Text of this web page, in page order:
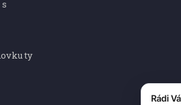
ty